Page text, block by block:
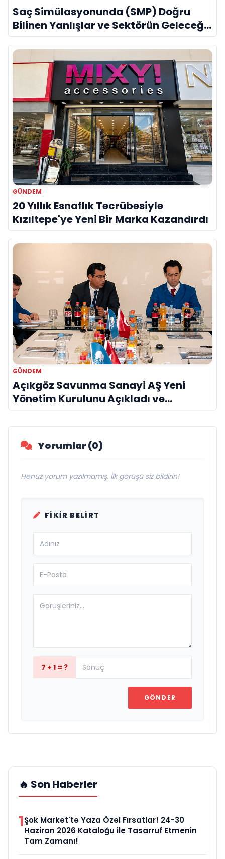
Saç Simülasyonunda (SMP) Doğru
Bilinen Yanlışlar ve Sektörün Geleceği:
Onur Akdeniz ile Özel Röportaj
GÜNDEM
20 Yıllık Esnaflık Tecrübesiyle
Kızıltepe'ye Yeni Bir Marka Kazandırdı
GÜNDEM
Açıkgöz Savunma Sanayi AŞ Yeni
Yönetim Kurulunu Açıkladı ve
Savunma Sanayinde Küresel Vizyon
Vurgusu
Yorumlar (0)
Henüz yorum yazılmamış. İlk görüşü siz bildirin!
FIKIR BELIRT
7 + 1 = ?
GÖNDER
🔥 Son Haberler
1Şok Market'te Yaza Özel Fırsatlar! 24-30
Haziran 2026 Kataloğu ile Tasarruf Etmenin
Tam Zamanı!